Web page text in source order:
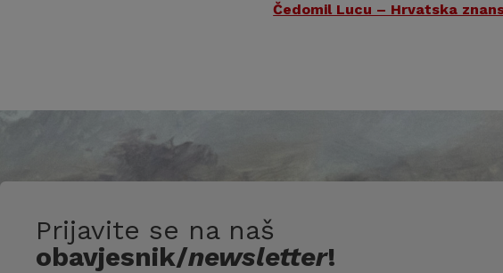
Čedomil Lucu – Hrvatska
Prijavite se na naš
obavjesnik/newsletter!